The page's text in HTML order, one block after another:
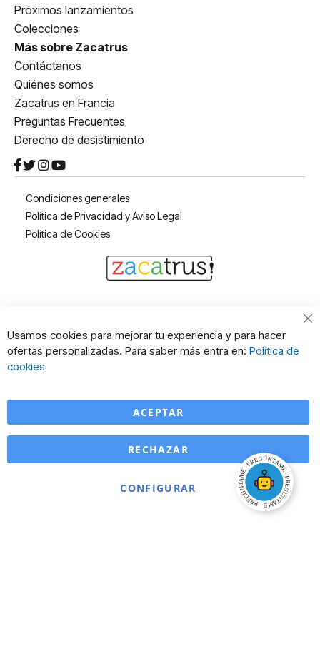
Próximos lanzamientos
Colecciones
Más sobre Zacatrus
Contáctanos
Quiénes somos
Zacatrus en Francia
Preguntas Frecuentes
Derecho de desistimiento
Condiciones generales
Política de Privacidad y Aviso Legal
Política de Cookies
Usamos cookies para mejorar tu experiencia y para hacer
ofertas personalizadas. Para saber más entra en: Política de
cookies
ACEPTAR
CONFIGURAR
RECHAZAR